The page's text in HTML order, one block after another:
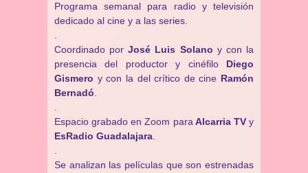
Programa semanal para radio y televisión
dedicado al cine y a las series.
Coordinado por José Luis Solano y con la
presencia del productor y cinéfilo Diego
Gismero y con la del crítico de cine Ramón
Bernadó
Espacio grabado en Zoom para Alcarria TVy
EsRadio Guadalajara
Se analizan las películas que son estrenadas